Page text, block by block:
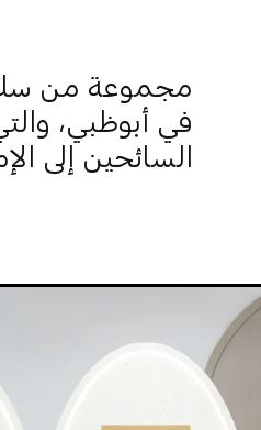
مجموعة من
في أبوظبي،
السائحين إلى